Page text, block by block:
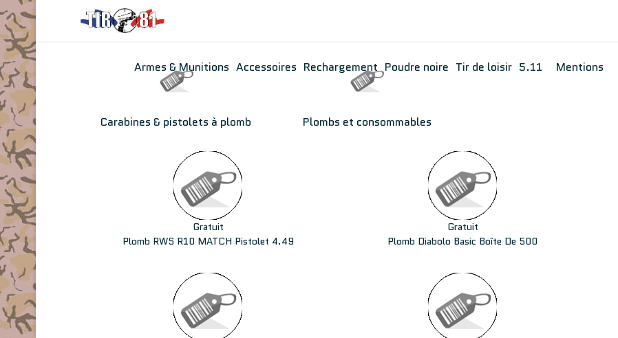
Armes & Munitions Accessoires Rechargement Poudre noire Tir de loisir 5.11 Mentions
Carabines & pistolets à plomb Plombs et consommables
Gratuit
Plomb RWS R10 MATCH Pistolet 4.49
Gratuit
Plomb Diabolo Basic Boîte De 500